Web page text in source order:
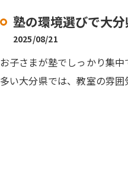
塾の環境選びで大
2025/08/21
お子さまが塾でしっかり集
多い大分県では、教室の雰